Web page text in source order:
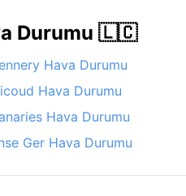
Durumu 🇱🇨
Hava Durumu
Hava Durumu
Hava Durumu
Ger Hava Durumu